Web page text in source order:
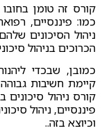
קורס זה טומן
כמו: פיננסיים,
ניהול הסיכונים
הכרוכים בניהול
כמובן, שבכדי
קיימת חשיבות
קורס ניהול סיכונים
פיננסיים, ניהול
וכיוצא בזה..